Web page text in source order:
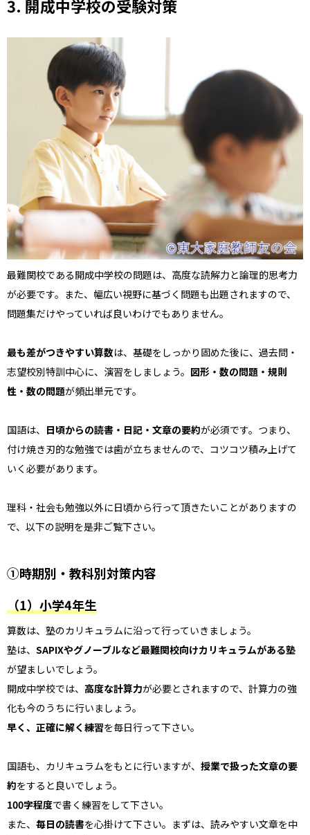
3. 開成中学校の受験対策
最難関校である開成中学校の問題は、高度な読解力と論理的思考力
が必要です。また、幅広い視野に基づく問題も出題されますので、
問題集だけやっていれば良いわけでもありません。
最も差がつきやすい算数は、基礎をしっかり固めた後に、過去問・
志望校別特訓中心に、演習をしましょう。 図形・数の問題・規則
性・数の問題が頻出単元です。
国語は、 日頃からの読書・日記・文章の要約が必須です。つまり、
付け焼き刃的な勉強では歯が立ちませんので、コツコツ積み上げて
いく必要があります。
理科・社会も勉強以外に日頃から行って頂きたいことがありますの
で、以下の説明を是非ご覧下さい。
①時期別・教科別対策内容
（1）小学4年生
算数は、塾のカリキュラムに沿って行っていきましょう。
塾は、 SAPIXやグノーブルなど最難関校向けカリキュラムがある塾
が望ましいでしょう。
開成中学校では、 高度な計算力が必要とされますので、計算力の強
化も今のうちに行いましょう。
早く、正確に解く練習を毎日行って下さい。
国語も、カリキュラムをもとに行いますが、 授業で扱った文章の要
約をすると良いでしょう。
100字程度で書く練習をして下さい。
また、 毎日の読書を心掛けて下さい。まずは、読みやすい文章を中